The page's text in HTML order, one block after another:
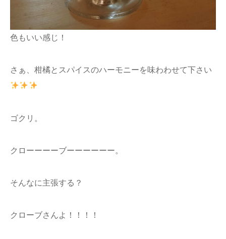
色もいい感じ！
さぁ、柑橘とスパイスのハーモニーを味わわせて下さい
ゴクリ。
クローーーーブーーーーーー。
そんなに主張する？
クローブさんよ！！！！